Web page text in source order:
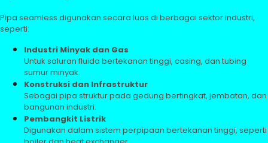
Pipa seamless digunakan secara luas di berbagai sektor industri,
seperti:
Industri Minyak dan Gas
Untuk saluran fluida bertekanan tinggi, casing, dan tubing
sumur minyak.
Konstruksi dan Infrastruktur
Sebagai pipa struktur pada gedung bertingkat, jembatan, dan
bangunan industri.
Pembangkit Listrik
Digunakan dalam sistem perpipaan bertekanan tinggi, seperti